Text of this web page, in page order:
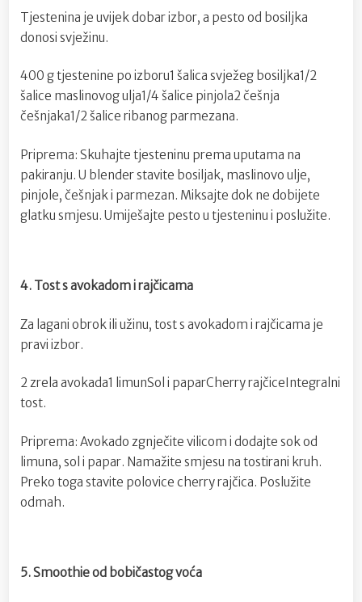
Tjestenina je uvijek dobar izbor, a pesto od bosiljka
donosi svježinu.
400 g tjestenine po izboru1 šalica svježeg bosiljka1/2
šalice maslinovog ulja1/4 šalice pinjola2 češnja
češnjaka1/2 šalice ribanog parmezana.
Priprema: Skuhajte tjesteninu prema uputama na
pakiranju. U blender stavite bosiljak, maslinovo ulje,
pinjole, češnjak i parmezan. Miksajte dok ne dobijete
glatku smjesu. Umiješajte pesto u tjesteninu i poslužite.
4. Tost s avokadom i rajčicama
Za lagani obrok ili užinu, tost s avokadom i rajčicama je
pravi izbor.
2 zrela avokada1 limunSol i paparCherry rajčiceIntegralni
tost.
Priprema: Avokado zgnječite vilicom i dodajte sok od
limuna, sol i papar. Namažite smjesu na tostirani kruh.
Preko toga stavite polovice cherry rajčica. Poslužite
odmah.
5. Smoothie od bobičastog voća